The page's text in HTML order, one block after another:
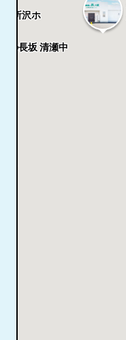
の長坂 清瀬中
所沢ホ